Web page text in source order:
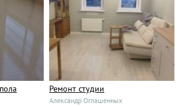
Ремонт студии
Александр Оглашенных